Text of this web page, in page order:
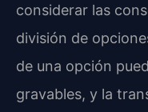
considerar las
división de
de una opción
gravables, y la